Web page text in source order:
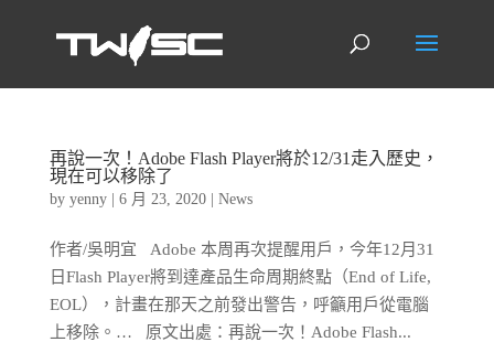
再說一次！Adobe Flash Player將於12/31走入歷史，
現在可以移除了
by yenny| 6 月 23, 2020| News
作者/吳明宜 Adobe 本周再次提醒用戶，今年12月31
日Flash Player將到達產品生命周期終點（End of Life,
EOL），計畫在那天之前發出警告，呼籲用戶從電腦
上移除。… 原文出處：再說一次！Adobe Flash...